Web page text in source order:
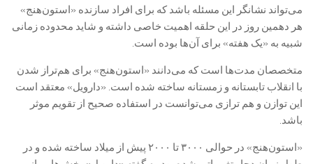
می‌تواند نشانگر این مسئله باشد که برای افراد سازنده «استون‌هنج»
هر دهمین روز در این حلقه اهمیت خاصی داشته و شاید محدوده زمانی
شبیه به «یک هفته» برای آن‌ها بوده است.
متخصصان مدت‌ها است که می‌دانند «استون‌هنج» برای هم‌تراز شدن
با انقلاب تابستانه و زمستانه ساخته شده است. «دارویل» معتقد است
این توازن و هم ترازی می‌توانست در استفاده صحیح از تقویم موثر
باشد.
«استون‌هنج» در حوالی ۳۰۰۰ تا ۲۰۰۰ پیش از میلاد ساخته شده و در